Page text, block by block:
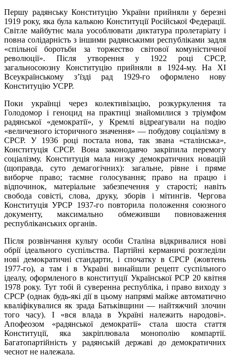
Першу радянську Конституцію України прийняли у березні
1919 року, яка була калькою Конституції Російської Федерації.
Світле майбутнє мала уособлювати диктатура пролетаріату і
повна солідарність з іншими радянськими республіками задля
«спільної боротьби за торжество світової комуністичної
революції». Після утворення у 1922 році СРСР,
загальносоюзну Конституцію прийняли в 1924-му. На XI
Всеукраїнському з’їзді рад 1929-го оформлено нову
Конституцію УСРР.
Поки українці через колективізацію, розкуркулення та
Голодомор і геноцид на практиці знайомилися з тріумфом
радянської «демократії», у Кремлі відреагували на подію
«величезного історичного значення» — побудову соціалізму в
СРСР. У 1936 році постала нова, так звана «сталінська»,
Конституція СРСР. Вона законодавчо закріпила перемогу
соціалізму. Конституція мала низку демократичних новацій
(щоправда, суто демагогічних): загальне, рівне і пряме
виборче право; таємне голосування; право на працю і
відпочинок, матеріальне забезпечення у старості; навіть
свобода совісті, слова, друку, зборів і мітингів. Чергова
Конституція УРСР 1937-го повторила положення союзного
документу, максимально обмеживши повноваження
республіканських органів.
Після розвінчання культу особи Сталіна відкривалися нові
обрії ідеального суспільства. Партійні керманичі розгледіли
нові демократичні стандарти, і спочатку в СРСР (жовтень
1977-го), а там і в Україні винайшли рецепт суспільного
ідеалу, оформленого в конституції Української РСР 20 квітня
1978 року. Тут тобі й суверенна республіка, і право виходу з
СРСР (однак будь-які дії в цьому напрямі майже автоматично
кваліфікувалися як зрада Батьківщини — найтяжчий злочин
того часу). І «вся влада в Україні належить народові».
Апофеозом «радянської демократії» стала шоста стаття
Конституції, яка закріплювала монополію компартії.
Багатопартійність у радянській державі до демократичних
чеснот не належала.